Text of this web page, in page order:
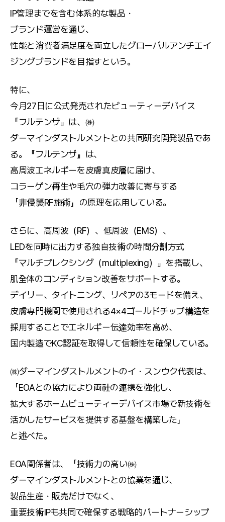
IP管理までを含む体系的な製品・
ブランド運営を通じ、
性能と消費者満足度を両立したグローバルアンチエイ
ジングブランドを目指すという。
特に、
今月27日に公式発売されたビューティーデバイス
『フルテンザ』は、㈱
ダーマインダストルメントとの共同研究開発製品であ
る。『フルテンザ』は、
高周波エネルギーを皮膚真皮層に届け、
コラーゲン再生や毛穴の弾力改善に寄与する
「非侵襲RF施術」の原理を応用している。
さらに、高周波（RF）、低周波（EMS）、
LEDを同時に出力する独自技術の時間分割方式
『マルチプレクシング（multiplexing）』を搭載し、
肌全体のコンディション改善をサポートする。
デイリー、タイトニング、リペアの3モードを備え、
皮膚専門機関で使用される4×4ゴールドチップ構造を
採用することでエネルギー伝達効率を高め、
国内製造でKC認証を取得して信頼性を確保している。
㈱ダーマインダストルメントのイ・スンウク代表は、
「EOAとの協力により両社の連携を強化し、
拡大するホームビューティーデバイス市場で新技術を
活かしたサービスを提供する基盤を構築した」
と述べた。
EOA関係者は、「技術力の高い㈱
ダーマインダストルメントとの協業を通じ、
製品生産・販売だけでなく、
重要技術IPも共同で確保する戦略的パートナーシップ